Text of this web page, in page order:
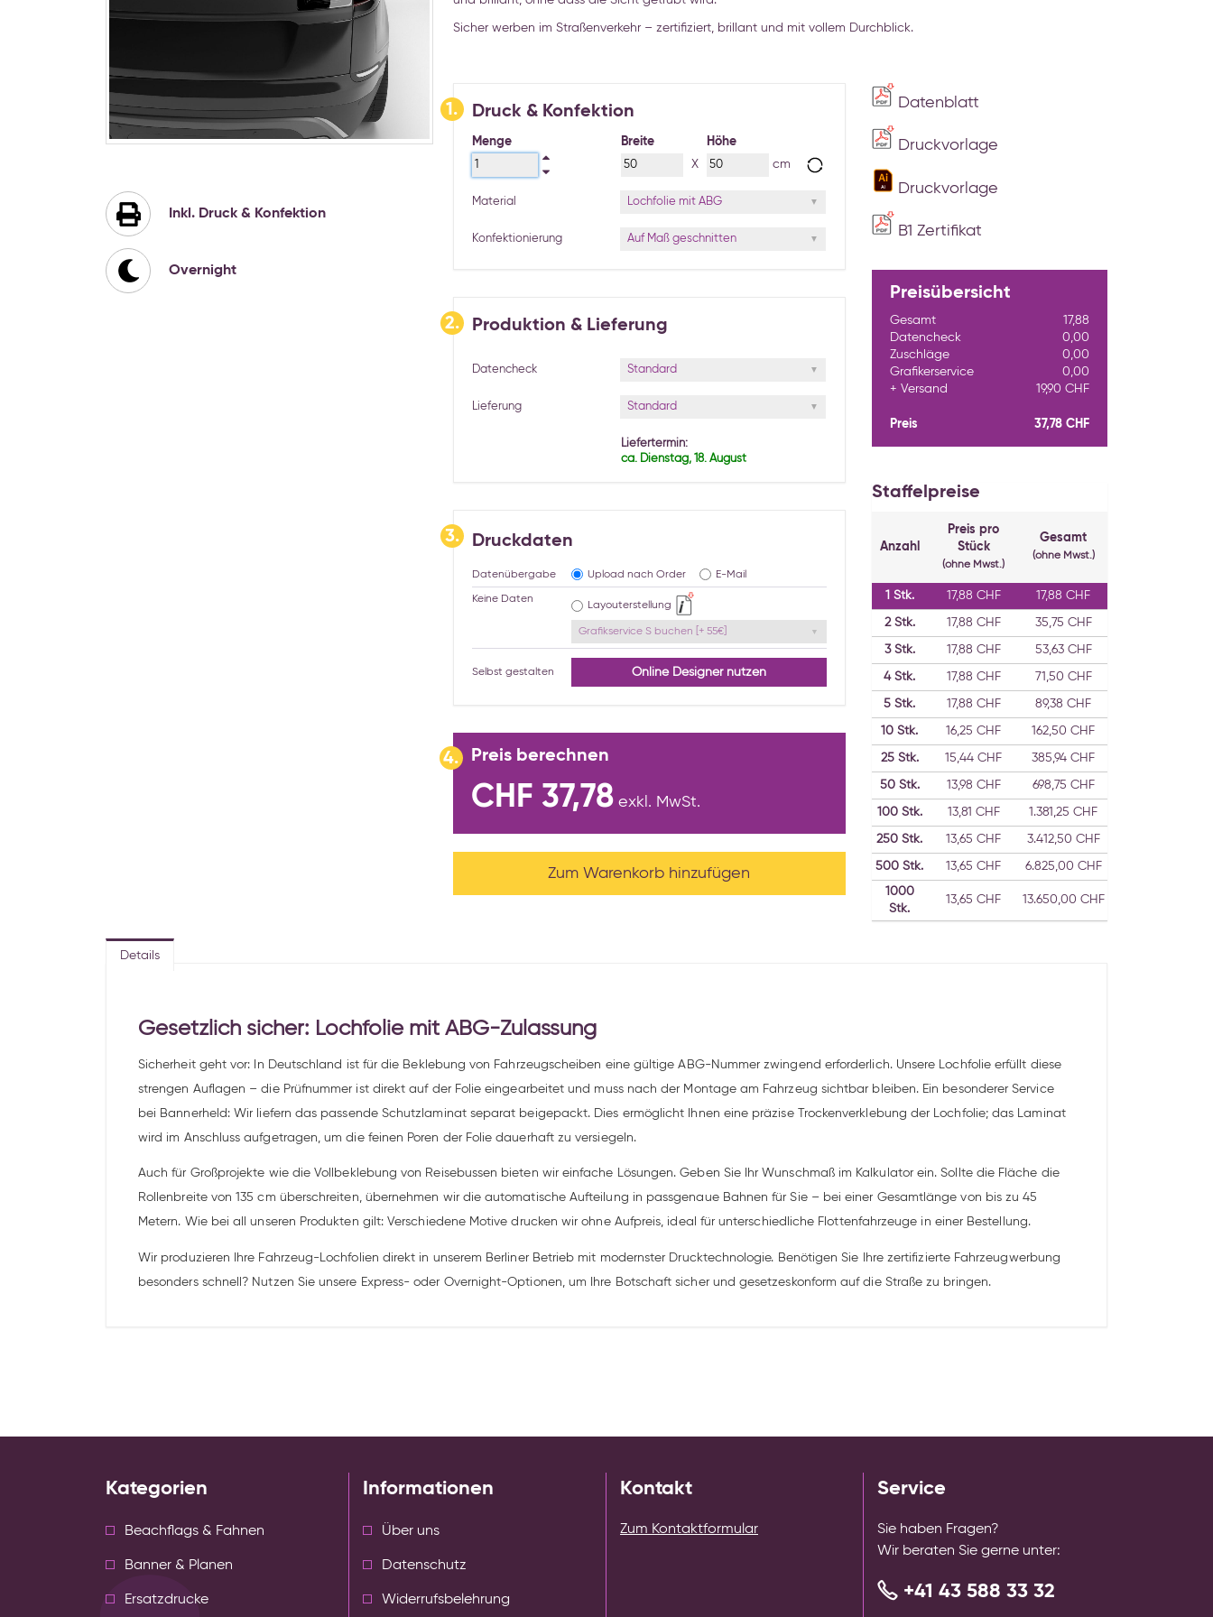
Bildgalerie
springen
Inkl. Druck & Konfektion
Overnight
Sicher werben im Straßenverkehr – zertifiziert, brillant und mit vollem Durchblick.
Datenblatt
Druckvorlage
Druckvorlage
B1 Zertifikat
1. Druck & Konfektion
Menge
Breite
X
Höhe
cm
Material Lochfolie mit ABG
Konfektionierung Auf Maß geschnitten
2. Produktion & Lieferung
Datencheck Standard
Lieferung Standard
Liefertermin:
ca. Dienstag, 18. August
3. Druckdaten
Datenübergabe Upload nach Order E-Mail
Keine Daten
Layouterstellung
Grafikservice S buchen [+ 55€]
Selbst gestalten Online Designer nutzen
4. Preis berechnen
CHF 37,78 exkl. MwSt.
Zum Warenkorb hinzufügen
Preisübersicht
Gesamt
17,88
Datencheck
0,00
Zuschläge
0,00
Grafikerservice
0,00
Versand
19,90 CHF
Preis 37,78 CHF
Staffelpreise
Anzahl
Preis pro
Stück
(ohne Mwst.)
Gesamt
(ohne Mwst.)
1 Stk. 17,88 CHF 17,88 CHF
2Stk. 17,88 CHF 35,75 CHF
3Stk. 17,88 CHF 53,63 CHF
4Stk. 17,88 CHF 71,50 CHF
5 Stk. 17,88 CHF 89,38 CHF
10 Stk. 16,25 CHF 162,50 CHF
25Stk. 15,44 CHF 385,94 CHF
50Stk. 13,98 CHF 698,75 CHF
100Stk. 13,81 CHF 1.381,25 CHF
250 Stk. 13,65 CHF 3.412,50 CHF
500 Stk. 13,65 CHF
6.825,00 CHF
1000
Stk.
13,65 CHF 13.650,00 CHF
Details
Gesetzlich sicher: Lochfolie mit ABG-Zulassung
Sicherheit geht vor: In Deutschland ist für die Beklebung von Fahrzeugscheiben eine gültige ABG-Nummer zwingend erforderlich. Unsere Lochfolie erfüllt diese
strengen Auflagen – die Prüfnummer ist direkt auf der Folie eingearbeitet und muss nach der Montage am Fahrzeug sichtbar bleiben. Ein besonderer Service
bei Bannerheld: Wir liefern das passende Schutzlaminat separat beigepackt. Dies ermöglicht Ihnen eine präzise Trockenverklebung der Lochfolie; das Laminat
wird im Anschluss aufgetragen, um die feinen Poren der Folie dauerhaft zu versiegeln.
Auch für Großprojekte wie die Vollbeklebung von Reisebussen bieten wir einfache Lösungen. Geben Sie Ihr Wunschmaß im Kalkulator ein. Sollte die Fläche die
Rollenbreite von 135 cm überschreiten, übernehmen wir die automatische Aufteilung in passgenaue Bahnen für Sie – bei einer Gesamtlänge von bis zu 45
Metern. Wie bei all unseren Produkten gilt: Verschiedene Motive drucken wir ohne Aufpreis, ideal für unterschiedliche Flottenfahrzeuge in einer Bestellung.
Wir produzieren Ihre Fahrzeug-Lochfolien direkt in unserem Berliner Betrieb mit modernster Drucktechnologie. Benötigen Sie Ihre zertifizierte Fahrzeugwerbung
besonders schnell? Nutzen Sie unsere Express- oder Overnight-Optionen, um Ihre Botschaft sicher und gesetzeskonform auf die Straße zu bringen.
Kategorien
Beachflags & Fahnen
Banner & Planen
Ersatzdrucke
Informationen
Über uns
Datenschutz
Widerrufsbelehrung
Kontakt
Zum Kontaktformular
Service
Sie haben Fragen?
Wir beraten Sie gerne unter:
+41 43 588 33 32